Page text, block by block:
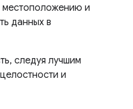
местоположению и
данных в
следуя лучшим
и